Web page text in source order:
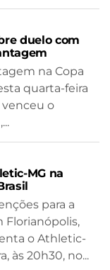
duelo com
na Copa
quarta-feira
venceu o
MG na
para a
Florianópolis,
o Athletic-
às 20h30, no...